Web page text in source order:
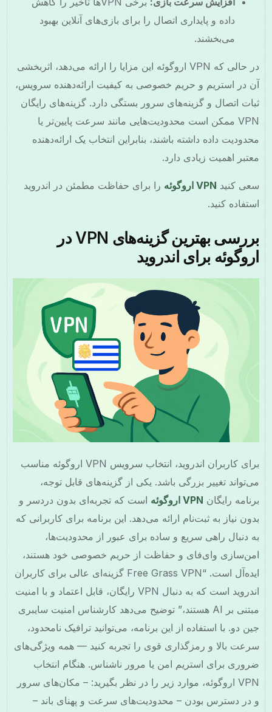
داده و پایداری اتصال را برای بازی‌های آنلاین بهبود
می‌بخشند.
در حالی که VPN اروگوئه این مزایا را ارائه می‌دهد، اثربخشی
آن در استریم و حریم خصوصی به کیفیت ارائه‌دهنده سرویس،
ثبات اتصال و گزینه‌های سرور بستگی دارد. گزینه‌های رایگان
VPN ممکن است محدودیت‌هایی مانند سرعت پایین‌تر یا
محدودیت داده داشته باشند، بنابراین انتخاب یک ارائه‌دهنده
معتبر اهمیت زیادی دارد.
سعی کنید VPN اروگوئه
را برای حفاظت مطمئن در اندروید
استفاده کنید.
بررسی بهترین گزینه‌های VPN در
اروگوئه برای اندروید
برای کاربران اندروید، انتخاب سرویس VPN اروگوئه مناسب
می‌تواند تغییر بزرگی باشد. یکی از گزینه‌های قابل توجه،
برنامه رایگان VPN اروگوئه
است که تجربه‌ای بدون دردسر و
بدون نیاز به ثبت‌نام ارائه می‌دهد. این برنامه برای کاربرانی که
به دنبال راهی سریع و ساده برای عبور از محدودیت‌ها،
امن‌سازی وای‌فای و حفاظت از حریم خصوصی خود هستند،
ایده‌آل است. “Free Grass VPN گزینه‌ای عالی برای کاربران
اندروید است که به دنبال VPN رایگان، قابل اعتماد و با امنیت
مبتنی بر AI هستند،” توضیح می‌دهد کارشناس امنیت سایبری
جین دو. با استفاده از این برنامه، می‌توانید ترافیک نامحدود،
سرعت بالا و رمزگذاری قوی را تجربه کنید — همه ویژگی‌های
ضروری برای استریم امن یا مرور ناشناس. هنگام انتخاب
VPN اروگوئه، موارد زیر را در نظر بگیرید: – مکان‌های سرور
و در دسترس بودن – محدودیت‌های سرعت و پهنای باند –